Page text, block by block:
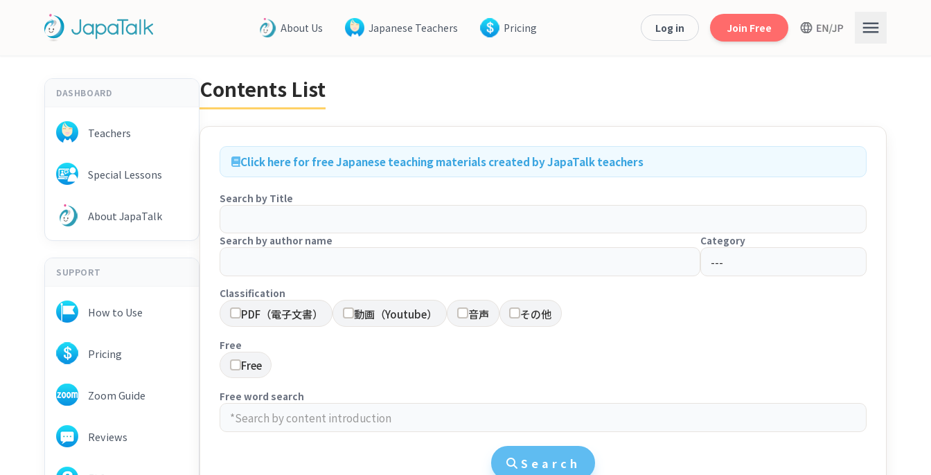
About Us Japanese Teachers Pricing Log in Join Free
DASHBOARD
Teachers
Special Lessons
About JapaTalk
SUPPORT
How to Use
Pricing
Zoom Guide
Reviews
Contents List
Click here for free Japanese teaching materials created by JapaTalk teachers
Search by Title
Search by author name Category
Classification
PDF（電子文書） 動画（Youtube） 音声 その他
Free
Free
Free word search
Search